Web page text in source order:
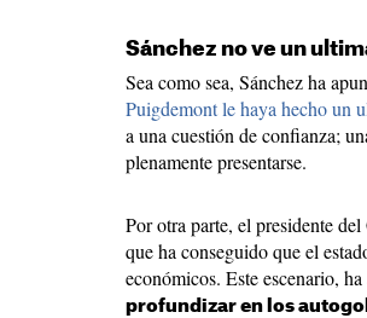
Sánchez no ve un
Sea como sea, Sánchez ha
Puigdemont le haya hecho un
a una cuestión de confianza;
plenamente presentarse.
Por otra parte, el presidente
que ha conseguido que el
económicos. Este escenario,
profundizar en los